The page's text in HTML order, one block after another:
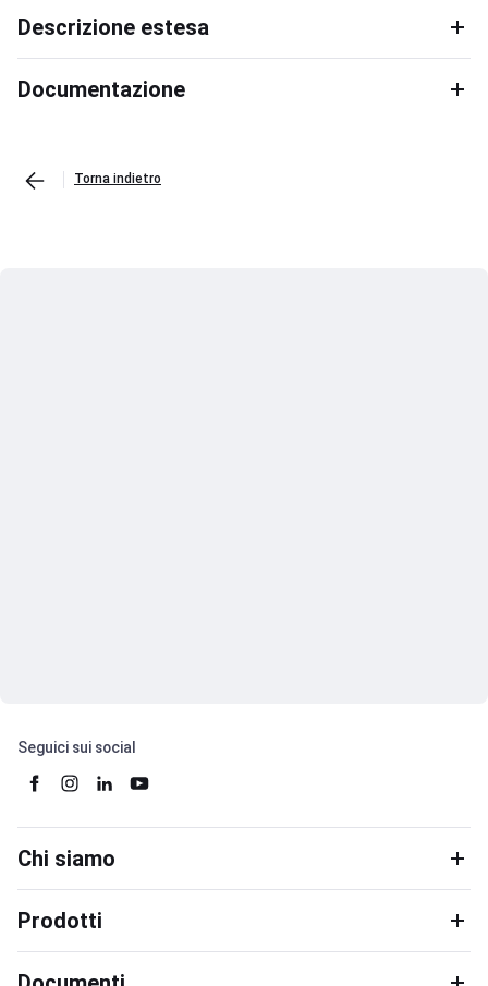
Descrizione estesa
Documentazione
Torna indietro
Seguici sui social
Chi siamo
Prodotti